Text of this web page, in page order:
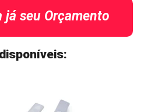
já seu Orçamento